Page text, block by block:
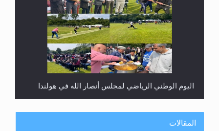
اليوم الوطني الرياضي لمجلس أنصار الله في هولندا
المقالات